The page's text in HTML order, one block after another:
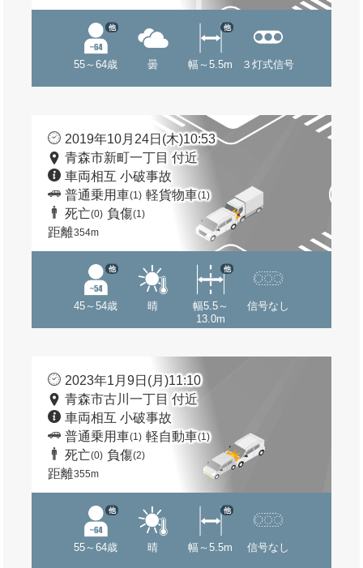
55～64歳
他
曇 幅～5.5m
他
３灯式信号
2019年10月24日(木)10:53
青森市新町一丁目 付近
車両相互 小破事故
普通乗用車(1) 軽貨物車(1)
死亡(0) 負傷(1)
距離354m
45～54歳
他
晴
幅5.5～
13.0m
他
信号なし
2023年1月9日(月)11:10
青森市古川一丁目 付近
車両相互 小破事故
普通乗用車(1) 軽自動車(1)
死亡(0) 負傷(2)
距離355m
55～64歳
他
晴 幅～5.5m
他
信号なし